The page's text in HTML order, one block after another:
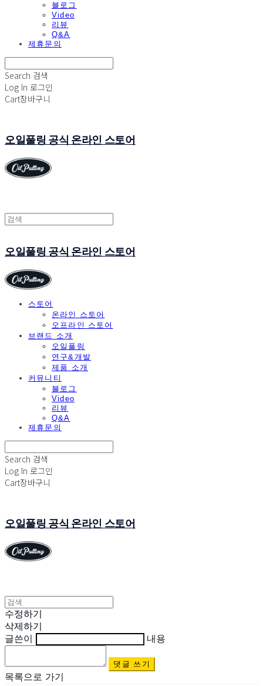
블로그
Video
리뷰
Q&A
제휴문의
Search 검색
Log In 로그인
Cart장바구니
오일풀링 공식 온라인 스토어
오일풀링 공식 온라인 스토어
스토어
온라인 스토어
오프라인 스토어
브랜드 소개
오일풀링
연구&개발
제품 소개
커뮤니티
블로그
Video
리뷰
Q&A
제휴문의
Search 검색
Log In 로그인
Cart장바구니
오일풀링 공식 온라인 스토어
수정하기
삭제하기
글쓴이
내용
댓글 쓰기
목록으로 가기